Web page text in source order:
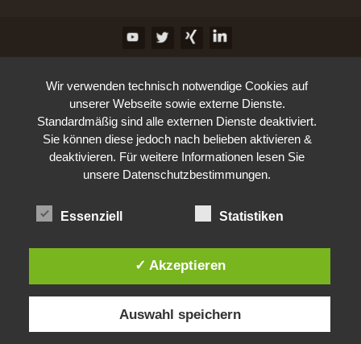
Wir verwenden technisch notwendige Cookies auf
unserer Webseite sowie externe Dienste.
Standardmäßig sind alle externen Dienste deaktiviert.
Sie können diese jedoch nach belieben aktivieren &
deaktivieren. Für weitere Informationen lesen Sie
unsere Datenschutzbestimmungen.
Essenziell Statistiken
✓ Akzeptieren
Auswahl speichern